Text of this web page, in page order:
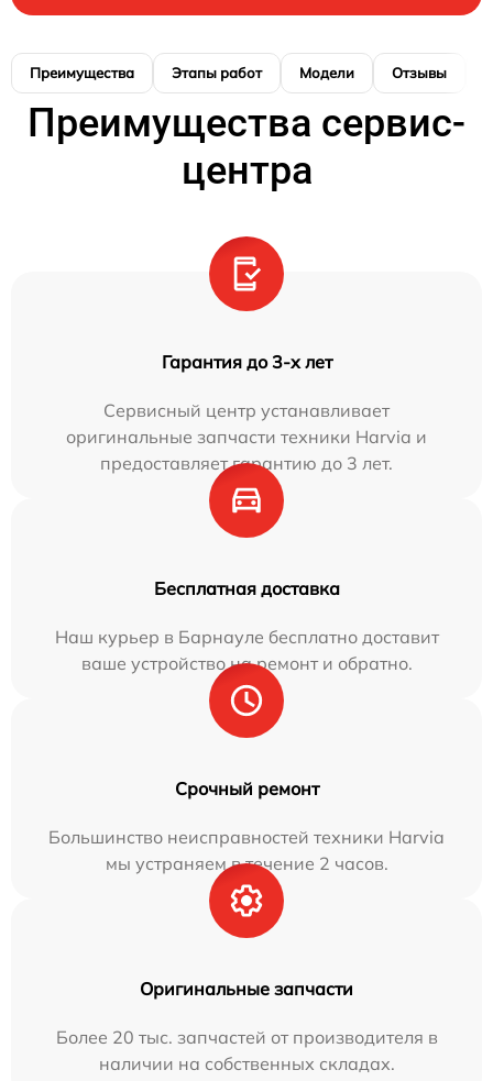
Преимущества Этапы работ Модели Отзывы
Преимущества сервис-
центра
Гарантия до 3-х лет
Сервисный центр устанавливает
оригинальные запчасти техники Harvia и
предоставляет гарантию до 3 лет.
Бесплатная доставка
Наш курьер в Барнауле бесплатно доставит
ваше устройство на ремонт и обратно.
Срочный ремонт
Большинство неисправностей техники Harvia
мы устраняем в течение 2 часов.
Оригинальные запчасти
Более 20 тыс. запчастей от производителя в
наличии на собственных складах.